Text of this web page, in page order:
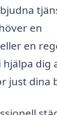
en
en
hjälpa dig
just dina